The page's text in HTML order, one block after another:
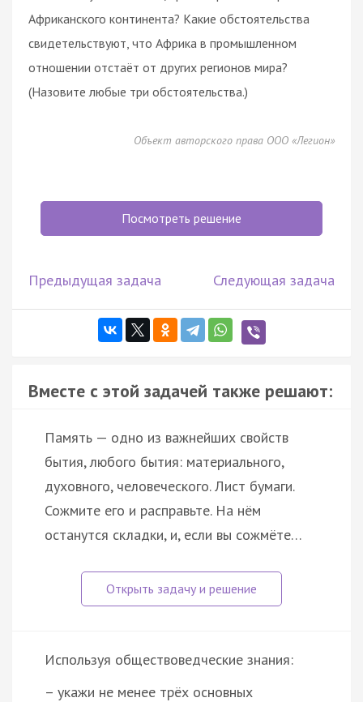
Африканского континента? Какие обстоятельства
свидетельствуют, что Африка в промышленном
отношении отстаёт от других регионов мира?
(Назовите любые три обстоятельства.)
Объект авторского права ООО «Легион»
Посмотреть решение
Предыдущая задача Следующая задача
Вместе с этой задачей также решают:
Память — одно из важнейших свойств
бытия, любого бытия: материального,
духовного, человеческого. Лист бумаги.
Сожмите его и расправьте. На нём
останутся складки, и, если вы сожмёте…
Используя обществоведческие знания:
– укажи не менее трёх основных